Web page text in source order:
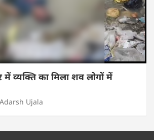
व्यक्ति का मिला शव लोगों में
Adarsh Ujala